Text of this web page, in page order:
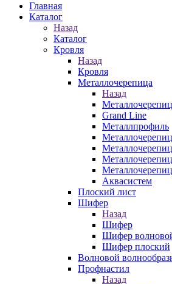
Главная
Каталог
Назад
Каталог
Кровля
Назад
Кровля
Металлочерепица
Назад
Grand Line
Металлпрофиль
Аквасистем
Плоский лист
Шифер
Назад
Шифер
Шифер
Шифер плоский
Волновой
Профнастил
Назад